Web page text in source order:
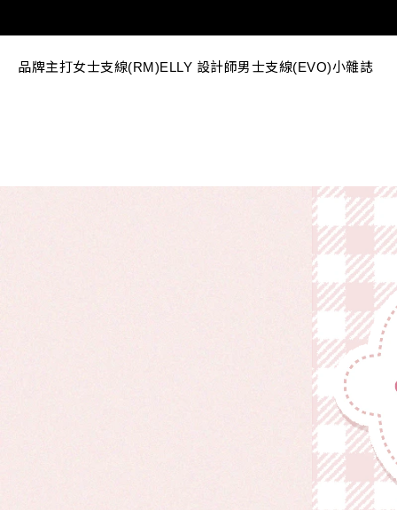
品牌主打女士支線(RM)ELLY 設計師男士支線(EVO)小雜誌